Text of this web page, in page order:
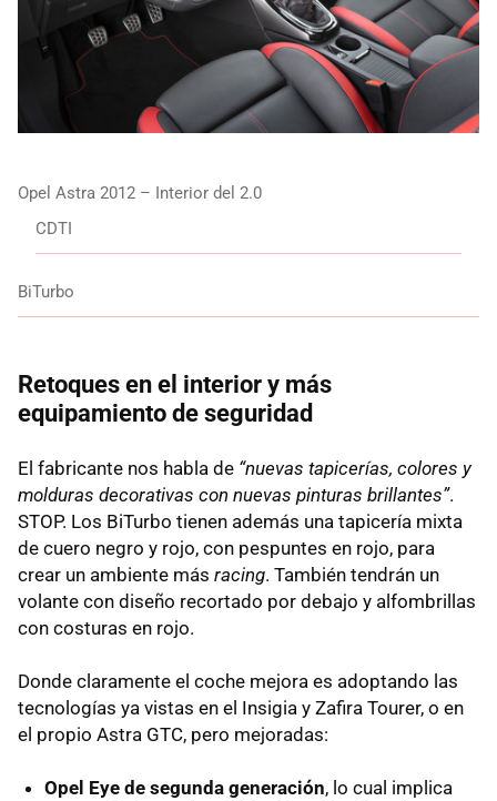
Opel Astra 2012 – Interior del 2.0
CDTI
BiTurbo
Retoques en el interior y más
equipamiento de seguridad
El fabricante nos habla de “nuevas tapicerías, colores y
molduras decorativas con nuevas pinturas brillantes”.
STOP. Los BiTurbo tienen además una tapicería mixta
de cuero negro y rojo, con pespuntes en rojo, para
crear un ambiente más racing. También tendrán un
volante con diseño recortado por debajo y alfombrillas
con costuras en rojo.
Donde claramente el coche mejora es adoptando las
tecnologías ya vistas en el Insigia y Zafira Tourer, o en
el propio Astra GTC, pero mejoradas:
Opel Eye de segunda generación, lo cual implica